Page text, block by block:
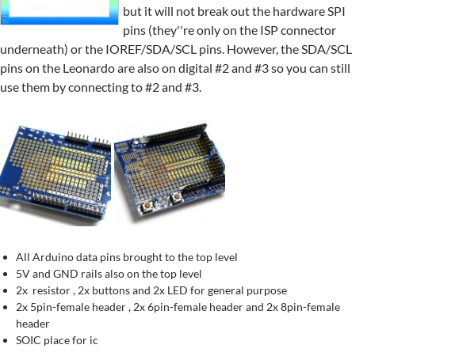
but it will not break out the hardware SPI
pins (they''re only on the ISP connector
underneath) or the IOREF/SDA/SCL pins. However, the SDA/SCL
pins on the Leonardo are also on digital #2 and #3 so you can still
use them by connecting to #2 and #3.
All Arduino data pins brought to the top level
5V and GND rails also on the top level
2x resistor , 2x buttons and 2x LED for general purpose
2x 5pin-female header , 2x 6pin-female header and 2x 8pin-female
header
SOIC place for ic